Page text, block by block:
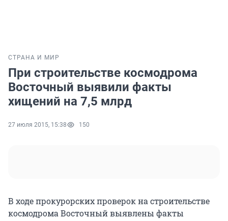
СТРАНА И МИР
При строительстве космодрома
Восточный выявили факты
хищений на 7,5 млрд
27 июля 2015, 15:38 150
В ходе прокурорских проверок на строительстве
космодрома Восточный выявлены факты